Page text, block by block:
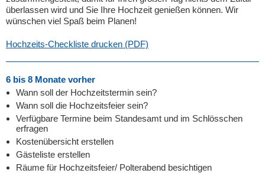
überlassen wird und Sie Ihre Hochzeit genießen können. Wir
wünschen viel Spaß beim Planen!
Hochzeits-Checkliste drucken (PDF)
6 bis 8 Monate vorher
Wann soll der Hochzeitstermin sein?
Wann soll die Hochzeitsfeier sein?
Verfügbare Termine beim Standesamt und im Schlösschen
erfragen
Kostenübersicht erstellen
Gästeliste erstellen
Räume für Hochzeitsfeier/ Polterabend besichtigen